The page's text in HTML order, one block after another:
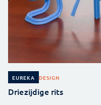
EUREKA DESIGN
Driezijdige rits